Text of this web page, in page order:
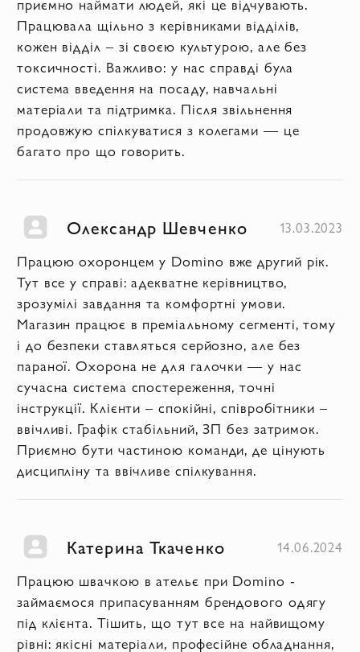
Працювала щільно з керівниками відділів,
кожен відділ – зі своєю культурою, але без
токсичності. Важливо: у нас справді була
система введення на посаду, навчальні
матеріали та підтримка. Після звільнення
продовжую спілкуватися з колегами — це
багато про що говорить.
Олександр Шевченко 13.03.2023
Працюю охоронцем у Domino вже другий рік.
Тут все у справі: адекватне керівництво,
зрозумілі завдання та комфортні умови.
Магазин працює в преміальному сегменті, тому
і до безпеки ставляться серйозно, але без
параної. Охорона не для галочки — у нас
сучасна система спостереження, точні
інструкції. Клієнти – спокійні, співробітники –
ввічливі. Графік стабільний, ЗП без затримок.
Приємно бути частиною команди, де цінують
дисципліну та ввічливе спілкування.
Катерина Ткаченко 14.06.2024
Працюю швачкою в ательє при Domino -
займаємося припасуванням брендового одягу
під клієнта. Тішить, що тут все на найвищому
рівні: якісні матеріали, професійне обладнання,